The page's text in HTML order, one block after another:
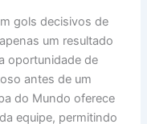
gols decisivos de
um resultado
oportunidade de
antes de um
do Mundo oferece
equipe, permitindo